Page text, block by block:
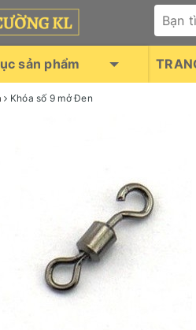
sản phẩm
Khóa số 9 mở Đen